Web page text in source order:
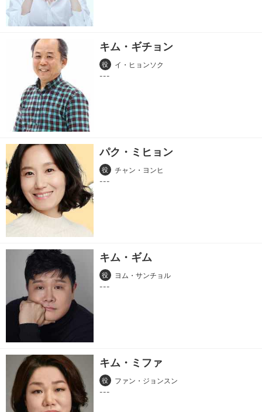
キム・ギチョン
役 イ・ヒョンソク
パク・ミヒョン
役 チャン・ヨンヒ
キム・ギム
役 ヨム・サンチョル
キム・ミファ
役 ファン・ジョンスン